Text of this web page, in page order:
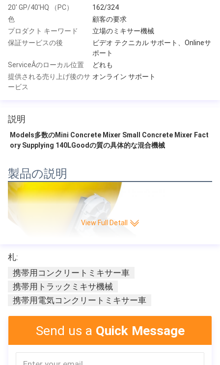
20' GP/40'HQ （PC）
162/324
色
顧客の要求
プロダクト キーワード
立場のミキサー機械
保証サービスの後
ビデオ テクニカル サポート、Onlineサ
ポート
ServiceÂのローカル位置
どれも
提供される売り上げ後のサ
ービス
オンライン サポート
説明
Models多数のMini Concrete Mixer Small Concrete Mixer Fact
ory Supplying 140LGoodの質の具体的な混合機械
製品の説明
View Full Detall
札:
携帯用コンクリートミキサー車
携帯用トラックミキサ機械
携帯用電気コンクリートミキサー車
Send us a Quick Message